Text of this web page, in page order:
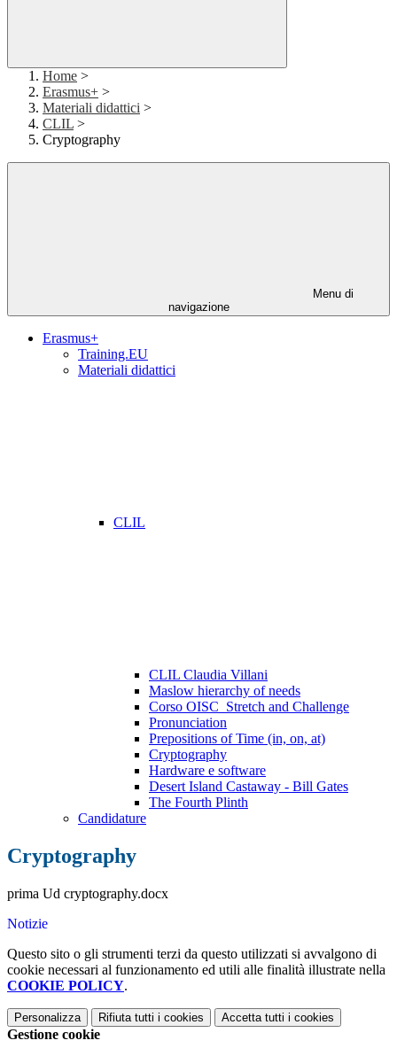
Home >
Erasmus+ >
Materiali didattici >
CLIL >
Cryptography
Menu di
navigazione
Erasmus+
Training.EU
Materiali didattici
CLIL
CLIL Claudia Villani
Maslow hierarchy of needs
Corso OISC_Stretch and Challenge
Pronunciation
Prepositions of Time (in, on, at)
Cryptography
Hardware e software
Desert Island Castaway - Bill Gates
The Fourth Plinth
Candidature
Cryptography
prima Ud cryptography.docx
Notizie
Questo sito o gli strumenti terzi da questo utilizzati si avvalgono di
cookie necessari al funzionamento ed utili alle finalità illustrate nella
COOKIE POLICY.
Personalizza Rifiuta tutti i cookies Accetta tutti i cookies
Gestione cookie